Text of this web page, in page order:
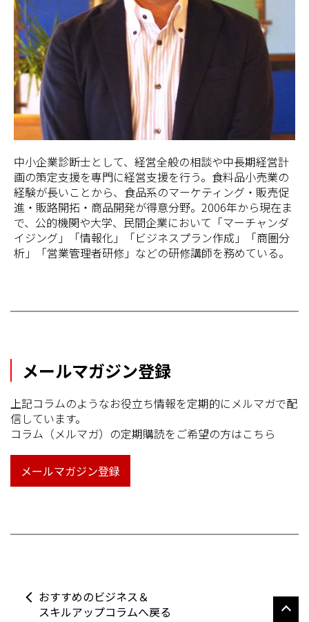
中小企業診断士として、経営全般の相談や中長期経営計
画の策定支援を専門に経営支援を行う。食料品小売業の
経験が長いことから、食品系のマーケティング・販売促
進・販路開拓・商品開発が得意分野。2006年から現在ま
で、公的機関や大学、民間企業において「マーチャンダ
イジング」「情報化」「ビジネスプラン作成」「商圏分
析」「営業管理者研修」などの研修講師を務めている。
メールマガジン登録
上記コラムのようなお役立ち情報を定期的にメルマガで配
信しています。
コラム（メルマガ）の定期購読をご希望の方はこちら
メールマガジン登録
おすすめのビジネス＆
スキルアップコラムへ戻る